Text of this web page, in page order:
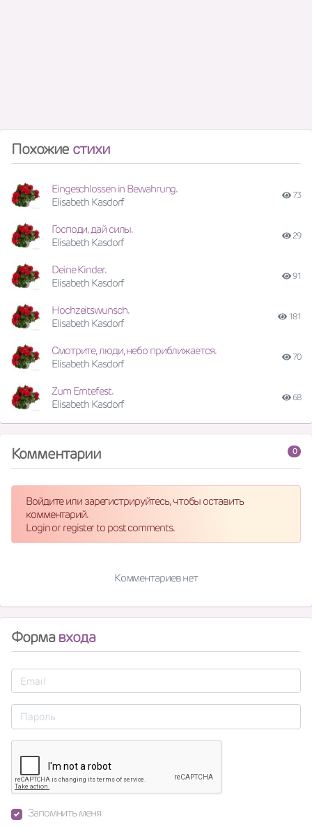
Похожие стихи
Eingeschlossen in Bewahrung.
Elisabeth Kasdorf
73
Господи, дай силы.
Elisabeth Kasdorf
29
Deine Kinder.
Elisabeth Kasdorf
91
Hochzeitswunsch.
Elisabeth Kasdorf
181
Смотрите, люди, небо приближается.
Elisabeth Kasdorf
70
Zum Erntefest.
Elisabeth Kasdorf
68
0
Комментарии
Войдите или зарегистрируйтесь, чтобы оставить
комментарий.
Login or register to post comments.
Комментариев нет
Формавхода
Запомнить меня